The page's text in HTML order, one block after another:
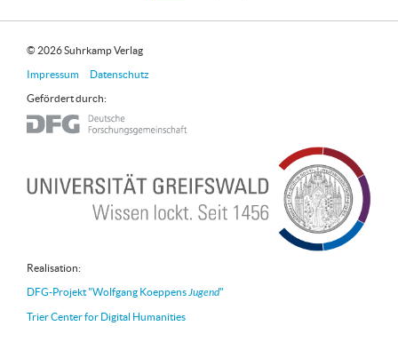
© 2026 Suhrkamp Verlag
Impressum Datenschutz
Gefördert durch:
Realisation:
DFG-Projekt "Wolfgang KoeppensJugend"
Trier Center for Digital Humanities